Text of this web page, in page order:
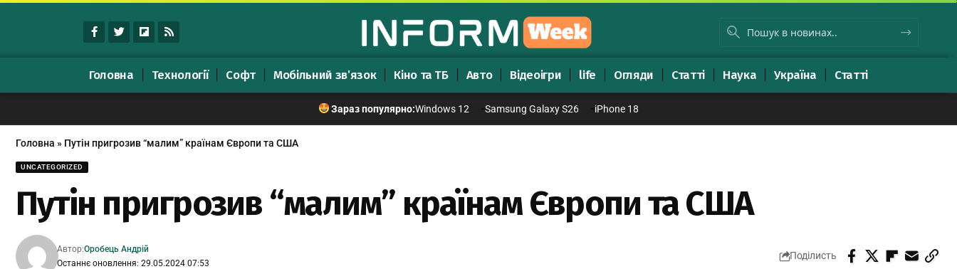
Головна Технології Софт Мобільний зв’язок Кіно та ТБ Авто Відеоігри life Огляди Статті Наука Україна Статті
Зараз популярно:Windows 12 Samsung Galaxy S26 iPhone 18
Головна » Путін пригрозив “малим” країнам Європи та США
UNCATEGORIZED
Путін пригрозив “малим” країнам Європи та США
Останнє оновлення: 29.05.2024 07:53
Автор:Оробець Андрій
Поділисть